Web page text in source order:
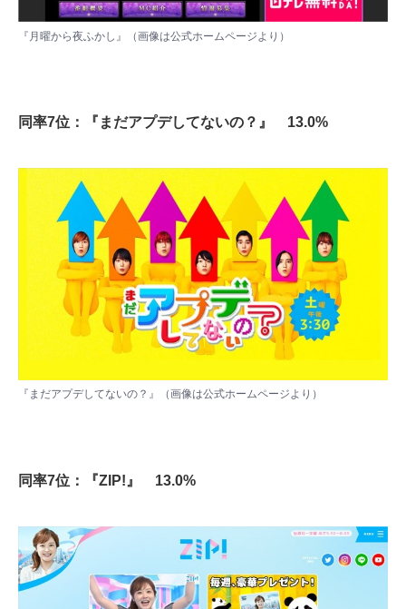
『月曜から夜ふかし』（画像は公式ホームページ より）
同率7位：『まだアプデしてないの？』 13.0%
『まだアプデしてないの？』（画像は公式ホームページより）
同率7位：『ZIP!』 13.0%